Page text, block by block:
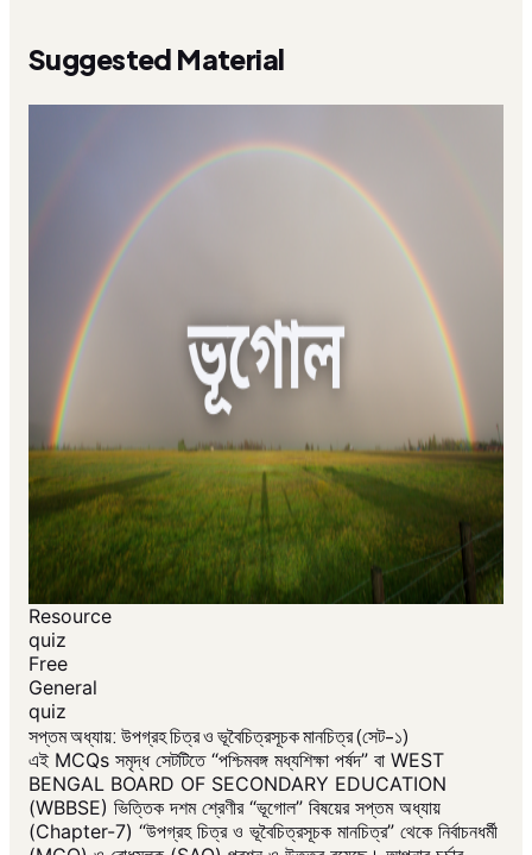
Suggested Material
Resource
quiz
Free
General
quiz
সপ্তম অধ্যায়: উপগ্রহ চিত্র ও ভূবৈচিত্রসূচক মানচিত্র (সেট-১)
এই MCQs সমৃদ্ধ সেটটিতে “পশ্চিমবঙ্গ মধ্যশিক্ষা পর্ষদ” বা WEST
BENGAL BOARD OF SECONDARY EDUCATION
(WBBSE) ভিত্তিক দশম শ্রেণীর “ভূগোল” বিষয়ের সপ্তম অধ্যায়
(Chapter-7) “উপগ্রহ চিত্র ও ভূবৈচিত্রসূচক মানচিত্র” থেকে নির্বাচনধর্মী